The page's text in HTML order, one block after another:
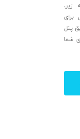
زیر،
پنل
شما